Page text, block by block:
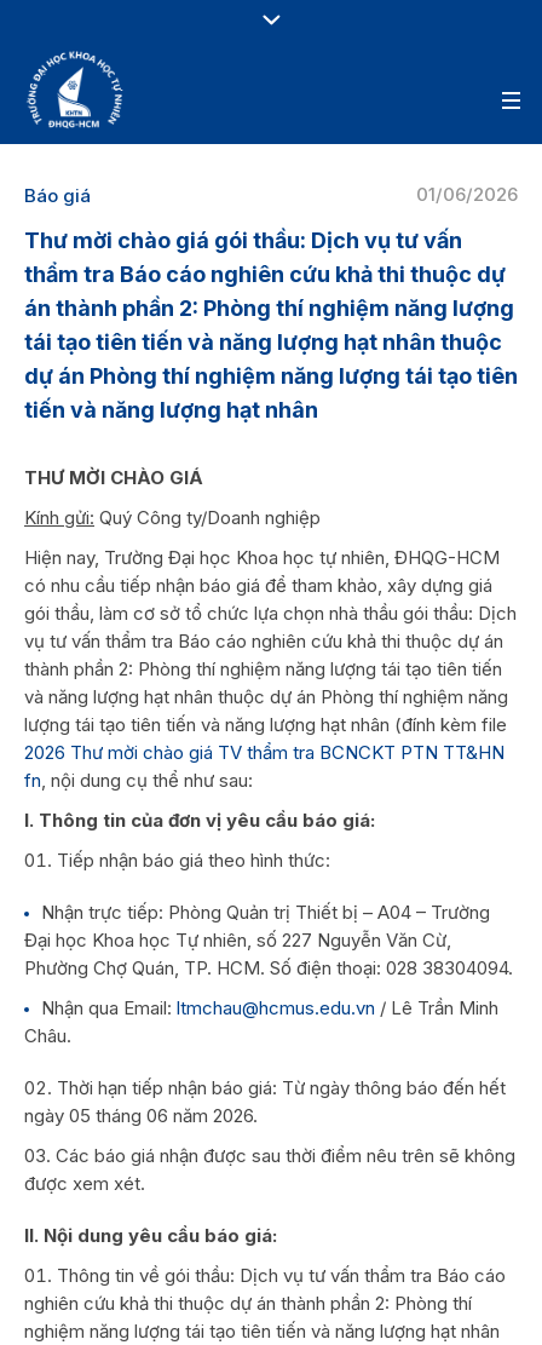
01/06/2026
Báo giá
Thư mời chào giá gói thầu: Dịch vụ tư vấn
thẩm tra Báo cáo nghiên cứu khả thi thuộc dự
án thành phần 2: Phòng thí nghiệm năng lượng
tái tạo tiên tiến và năng lượng hạt nhân thuộc
dự án Phòng thí nghiệm năng lượng tái tạo tiên
tiến và năng lượng hạt nhân
THƯ MỜI CHÀO GIÁ
Kính gửi: Quý Công ty/Doanh nghiệp
Hiện nay, Trường Đại học Khoa học tự nhiên, ĐHQG-HCM
có nhu cầu tiếp nhận báo giá để tham khảo, xây dựng giá
gói thầu, làm cơ sở tổ chức lựa chọn nhà thầu gói thầu: Dịch
vụ tư vấn thẩm tra Báo cáo nghiên cứu khả thi thuộc dự án
thành phần 2: Phòng thí nghiệm năng lượng tái tạo tiên tiến
và năng lượng hạt nhân thuộc dự án Phòng thí nghiệm năng
lượng tái tạo tiên tiến và năng lượng hạt nhân (đính kèm file
2026 Thư mời chào giá TV thẩm tra BCNCKT PTN TT&HN
fn, nội dung cụ thể như sau:
I. Thông tin của đơn vị yêu cầu báo giá:
Tiếp nhận báo giá theo hình thức:
Nhận trực tiếp: Phòng Quản trị Thiết bị – A04 – Trường
Đại học Khoa học Tự nhiên, số 227 Nguyễn Văn Cừ,
Phường Chợ Quán, TP. HCM. Số điện thoại: 028 38304094.
Nhận qua Email: ltmchau@hcmus.edu.vn / Lê Trần Minh
Châu.
Thời hạn tiếp nhận báo giá: Từ ngày thông báo đến hết
ngày 05 tháng 06 năm 2026.
Các báo giá nhận được sau thời điểm nêu trên sẽ không
được xem xét.
II. Nội dung yêu cầu báo giá:
Thông tin về gói thầu: Dịch vụ tư vấn thẩm tra Báo cáo
nghiên cứu khả thi thuộc dự án thành phần 2: Phòng thí
nghiệm năng lượng tái tạo tiên tiến và năng lượng hạt nhân